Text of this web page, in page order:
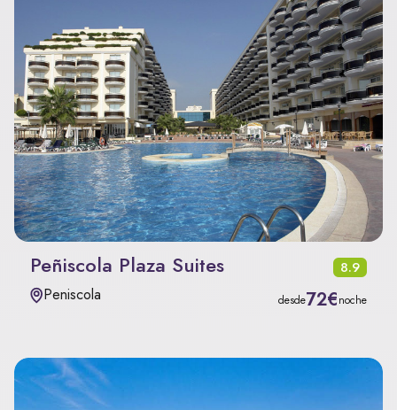
Peñiscola Plaza Suites 8.9
Peniscola desde72€noche